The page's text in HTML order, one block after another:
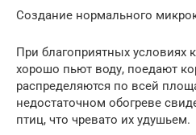
Создание нормального
При благоприятных условиях
хорошо пьют воду, поедают
распределяются по всей
недостаточном обогреве
птиц, что чревато их удушьем.